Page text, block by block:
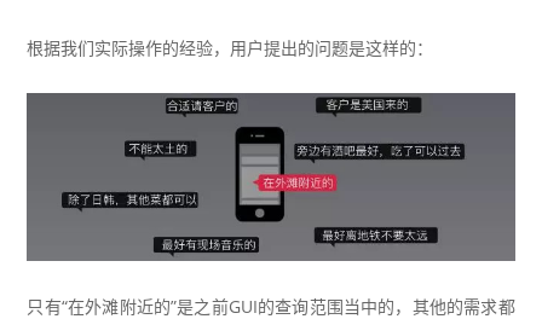
根据我们实际操作的经验，用户提出的问题是这样的：
只有“在外滩附近的”是之前GUI的查询范围当中的，其他的需求都